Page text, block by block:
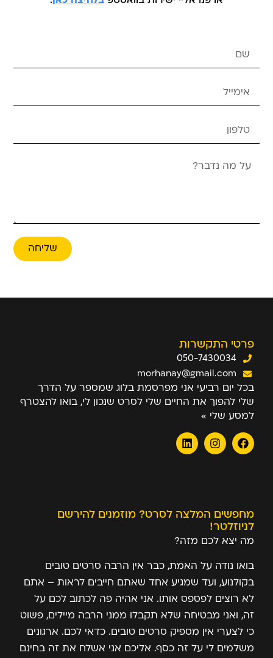
שליחה
פרטי התקשרות
050-7430034
morhanay@gmail.com
בכל יום רביעי אני מפרסמת בלוג שמספר על הדרך
שלי להפוך את החיים שלי לסרט שנכון לי, בואו להצטרף
למסע שלי »
מחפשים המלצה לסרט? מוזמנים להירשם
לניוזלטר!
מה יצא לכם מזה?
בואו נודה על האמת, כבר אין הרבה סרטים טובים
בקולנוע, ועד שמגיע אחד שאתם חייבים לראות – אתם
לא רוצים לפספס אותו. אני אהיה פה לכתוב לכם על
זה, ואני מבטיחה שלא תקבלו ממני הרבה מיילים, פשוט
כי לצערי אין מספיק סרטים טובים. כדאי לכם. ארגונים
משלמים לי על זה כסף. אליכם אני אשלח את זה בחינם